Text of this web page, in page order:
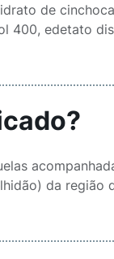
de
400, edetato
da região